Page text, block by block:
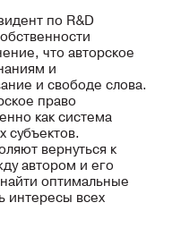
по R&D
что авторское
и
и свободе слова.
право
как система
субъектов.
вернуться к
автором и его
оптимальные
интересы всех